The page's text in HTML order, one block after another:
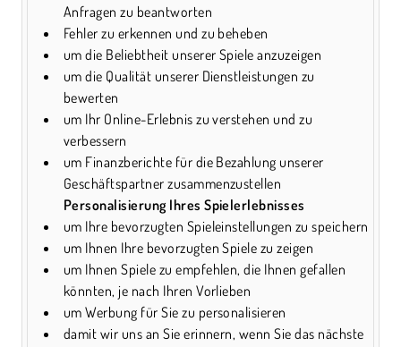
Anfragen zu beantworten
Fehler zu erkennen und zu beheben
um die Beliebtheit unserer Spiele anzuzeigen
um die Qualität unserer Dienstleistungen zu
bewerten
um Ihr Online-Erlebnis zu verstehen und zu
verbessern
um Finanzberichte für die Bezahlung unserer
Geschäftspartner zusammenzustellen
Personalisierung Ihres Spielerlebnisses
um Ihre bevorzugten Spieleinstellungen zu speichern
um Ihnen Ihre bevorzugten Spiele zu zeigen
um Ihnen Spiele zu empfehlen, die Ihnen gefallen
könnten, je nach Ihren Vorlieben
um Werbung für Sie zu personalisieren
damit wir uns an Sie erinnern, wenn Sie das nächste